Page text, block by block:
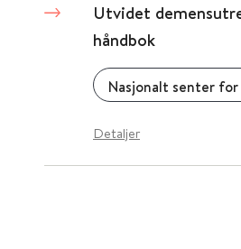
Utvidet
håndbok
Detaljer